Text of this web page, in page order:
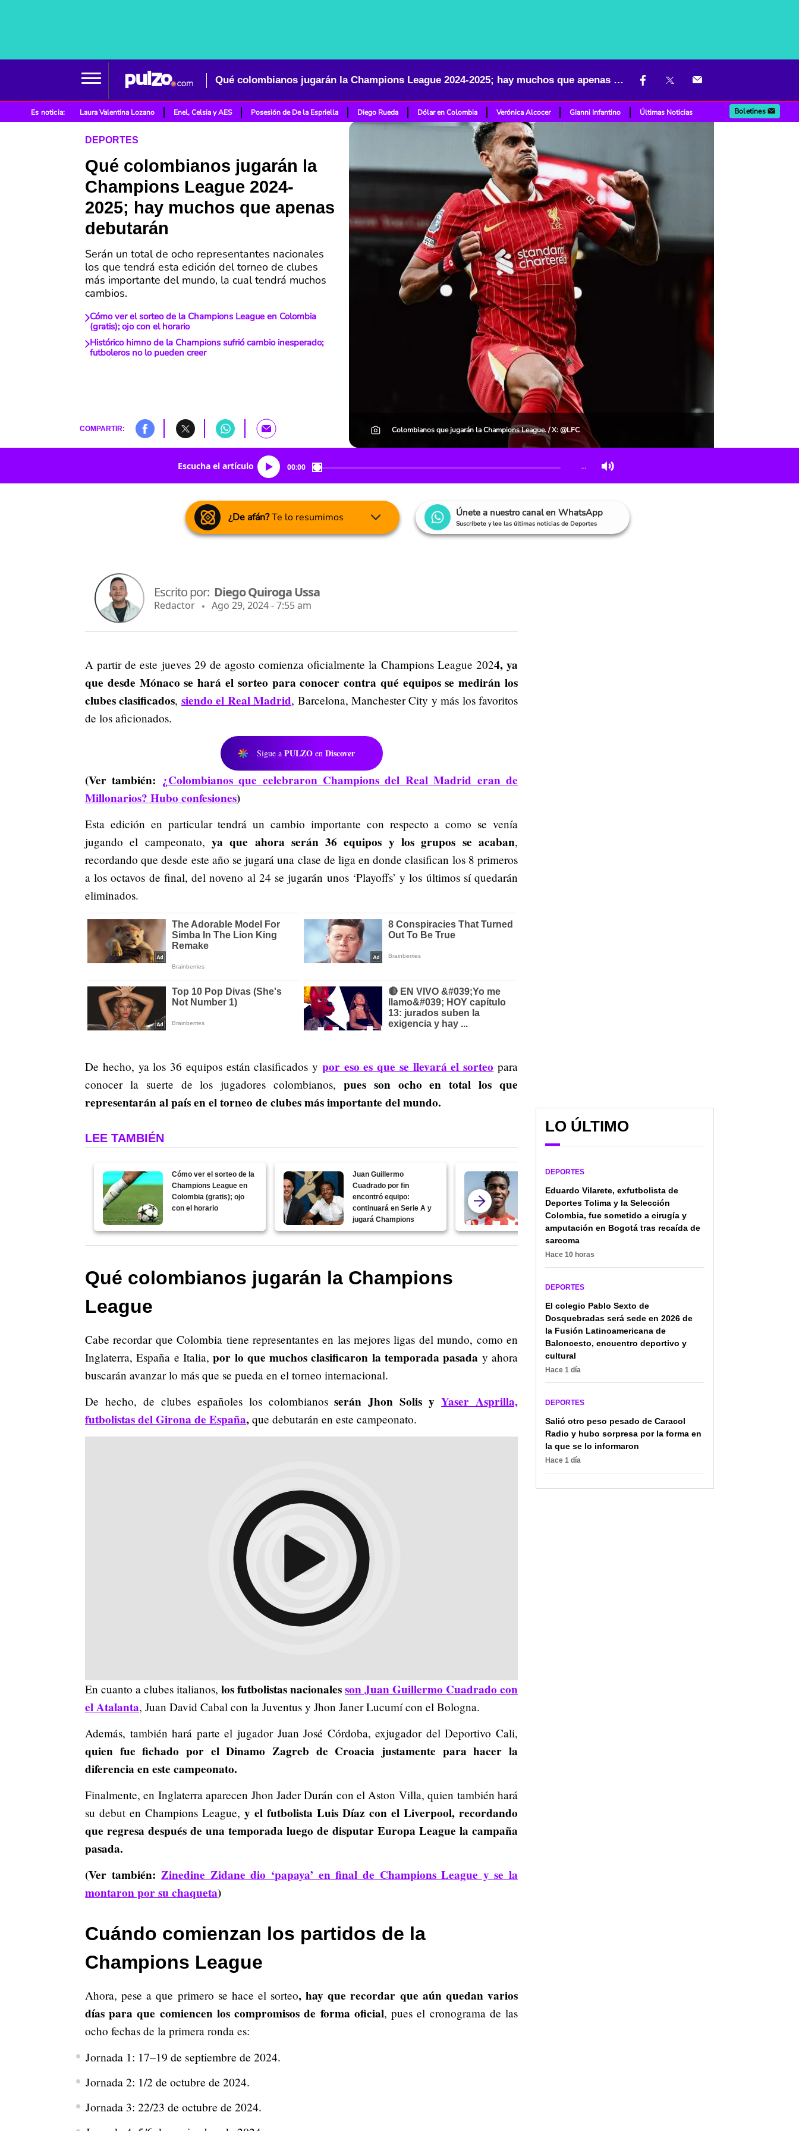
Qué colombianos jugarán la Champions League 2024-2025; hay muchos que apenas debutarán
Es noticia: Laura Valentina Lozano Enel, Celsia y AES Posesión de De la Espriella Diego Rueda Dólar en Colombia Verónica Alcocer Gianni Infantino Últimas Noticias Boletines
DEPORTES
Qué colombianos jugarán la
Champions League 2024-
2025; hay muchos que apenas
debutarán
Serán un total de ocho representantes nacionales
los que tendrá esta edición del torneo de clubes
más importante del mundo, la cual tendrá muchos
cambios.
Cómo ver el sorteo de la Champions League en Colombia
(gratis); ojo con el horario
Histórico himno de la Champions sufrió cambio inesperado;
futboleros no lo pueden creer
COMPARTIR: Colombianos que jugarán la Champions League. / X: @LFC
Escucha el artículo 00:00 …
¿De afán?Te lo resumimos Únete a nuestro canal en WhatsApp
Suscríbete y lee las últimas noticias de Deportes
Escrito por: Diego Quiroga Ussa
Redactor Ago 29, 2024 - 7:55 am
A partir de este jueves 29 de agosto comienza oficialmente la Champions League 2024, ya
que desde Mónaco se hará el sorteo para conocer contra qué equipos se medirán los
clubes clasificados, siendo el Real Madrid, Barcelona, Manchester City y más los favoritos
de los aficionados.
Sigue a PULZO en Discover
(Ver también: ¿Colombianos que celebraron Champions del Real Madrid eran de
Millonarios? Hubo confesiones)
Esta edición en particular tendrá un cambio importante con respecto a como se venía
jugando el campeonato, ya que ahora serán 36 equipos y los grupos se acaban,
recordando que desde este año se jugará una clase de liga en donde clasifican los 8 primeros
a los octavos de final, del noveno al 24 se jugarán unos ‘Playoffs’ y los últimos sí quedarán
eliminados.
De hecho, ya los 36 equipos están clasificados y por eso es que se llevará el sorteo para
conocer la suerte de los jugadores colombianos, pues son ocho en total los que
representarán al país en el torneo de clubes más importante del mundo.
LEE TAMBIÉN
Cómo ver el sorteo de la
Champions League en
Colombia (gratis); ojo
con el horario
Juan Guillermo
Cuadrado por fin
encontró equipo:
continuará en Serie A y
jugará Champions
Yáser Asprilla,
histórico y jugará
Champions
Qué colombianos jugarán la Champions
League
Cabe recordar que Colombia tiene representantes en las mejores ligas del mundo, como en
Inglaterra, España e Italia,por lo que muchos clasificaron la temporada pasada y ahora
buscarán avanzar lo más que se pueda en el torneo internacional.
De hecho, de clubes españoles los colombianosserán Jhon Solis yYaser Asprilla,
futbolistas del Girona de España, que debutarán en este campeonato.
En cuanto a clubes italianos, los futbolistas nacionalesson Juan Guillermo Cuadrado con
el Atalanta, Juan David Cabal con la Juventus y Jhon Janer Lucumí con el Bologna.
Además, también hará parte el jugador Juan José Córdoba, exjugador del Deportivo Cali,
quien fue fichado por el Dinamo Zagreb de Croacia justamente para hacer la
diferencia en este campeonato.
Finalmente, en Inglaterra aparecen Jhon Jader Durán con el Aston Villa, quien también hará
su debut en Champions League, y el futbolista Luis Díaz con el Liverpool, recordando
que regresa después de una temporada luego de disputar Europa League la campaña
pasada.
(Ver también:Zinedine Zidane dio ‘papaya’ en final de Champions League y se la
montaron por su chaqueta)
Cuándo comienzan los partidos de la
Champions League
Ahora, pese a que primero se hace el sorteo, hay que recordar que aún quedan varios
días para que comiencen los compromisos de forma oficial, pues el cronograma de las
ocho fechas de la primera ronda es:
Jornada 1: 17–19 de septiembre de 2024.
Jornada 2: 1/2 de octubre de 2024.
Jornada 3: 22/23 de octubre de 2024.
LO ÚLTIMO
DEPORTES
Eduardo Vilarete, exfutbolista de
Deportes Tolima y la Selección
Colombia, fue sometido a cirugía y
amputación en Bogotá tras recaída de
sarcoma
Hace 10 horas
DEPORTES
El colegio Pablo Sexto de
Dosquebradas será sede en 2026 de
la Fusión Latinoamericana de
Baloncesto, encuentro deportivo y
cultural
Hace 1 día
DEPORTES
Salió otro peso pesado de Caracol
Radio y hubo sorpresa por la forma en
la que se lo informaron
Hace 1 día